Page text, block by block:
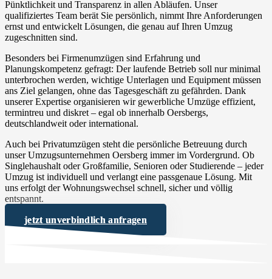
Pünktlichkeit und Transparenz in allen Abläufen. Unser
qualifiziertes Team berät Sie persönlich, nimmt Ihre Anforderungen
ernst und entwickelt Lösungen, die genau auf Ihren Umzug
zugeschnitten sind.
Besonders bei Firmenumzügen sind Erfahrung und
Planungskompetenz gefragt: Der laufende Betrieb soll nur minimal
unterbrochen werden, wichtige Unterlagen und Equipment müssen
ans Ziel gelangen, ohne das Tagesgeschäft zu gefährden. Dank
unserer Expertise organisieren wir gewerbliche Umzüge effizient,
termintreu und diskret – egal ob innerhalb Oersbergs,
deutschlandweit oder international.
Auch bei Privatumzügen steht die persönliche Betreuung durch
unser Umzugsunternehmen Oersberg immer im Vordergrund. Ob
Singlehaushalt oder Großfamilie, Senioren oder Studierende – jeder
Umzug ist individuell und verlangt eine passgenaue Lösung. Mit
uns erfolgt der Wohnungswechsel schnell, sicher und völlig
entspannt.
jetzt unverbindlich anfragen